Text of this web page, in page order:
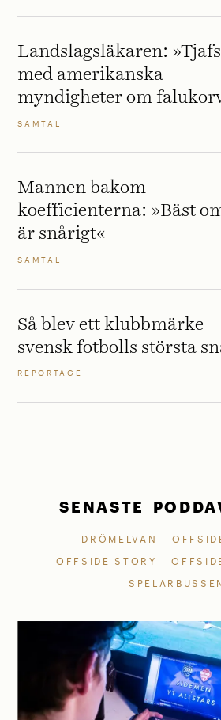
Landslagsläkaren:
med amerikanska
myndigheter om
SAMTAL
Mannen bakom
koefficienterna: »Bäst
är snårigt«
SAMTAL
Så blev ett klubbmärke
svensk fotbolls största
REPORTAGE
SENASTE
DRÖMELVAN
OFFSIDE STORY